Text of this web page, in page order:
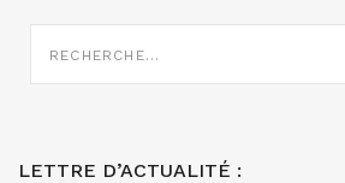
SUR
LETTRE D’ACTUALITÉ :